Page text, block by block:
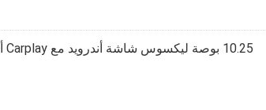
10.25 بوصة ليكسوس شاشة أندرويد مع Carplay أندرويد أوتو Lsailt لRX350 RX450h